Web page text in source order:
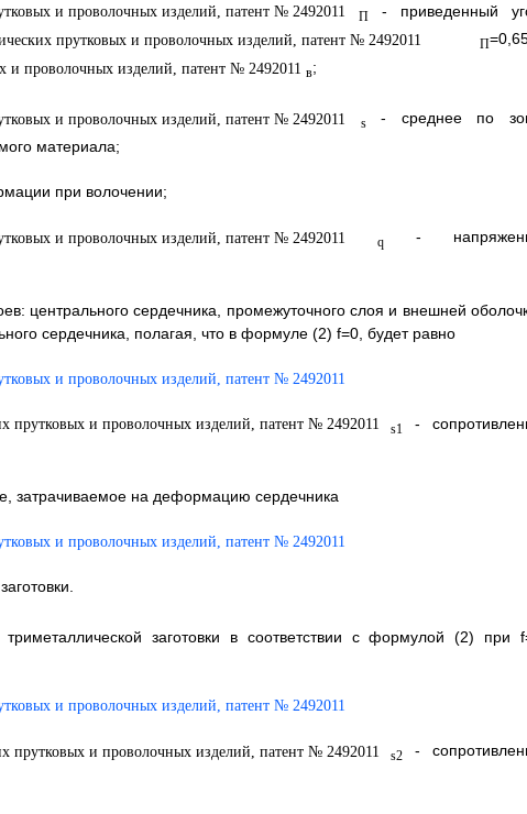
П- приведенный
П
в;
s
- среднее по
материала;
при волочении;
q-
центрального сердечника, промежуточного слоя и внешней
сердечника, полагая, что в формуле (2) f=0, будет равно
s1
-
затрачиваемое на деформацию сердечника
заготовки в соответствии с формулой (2) при
s2
-